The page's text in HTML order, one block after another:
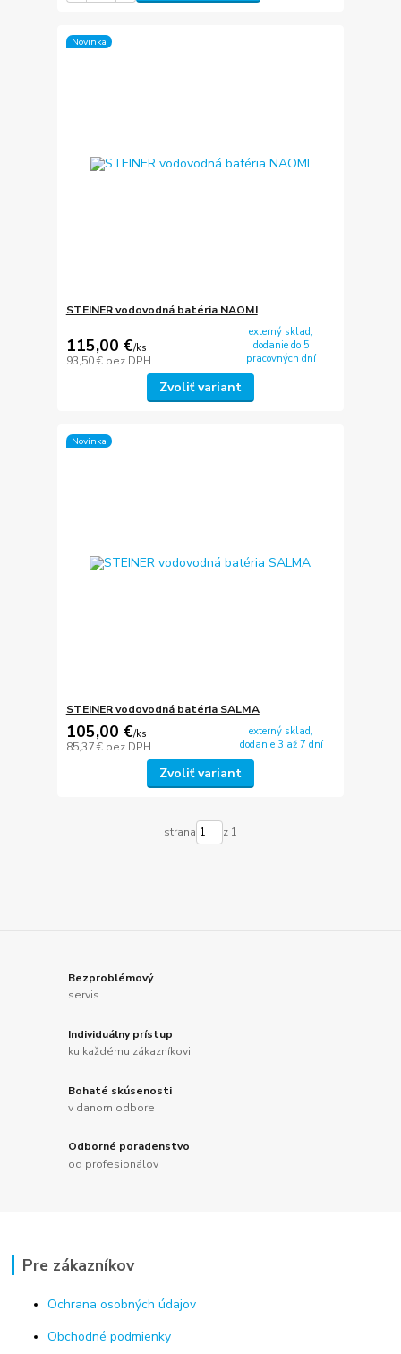
Novinka
STEINER vodovodná batéria NAOMI
115,00 €/ks
93,50 € bez DPH
externý sklad,
dodanie do 5
pracovných dní
Zvoliť variant
Novinka
STEINER vodovodná batéria SALMA
105,00 €/ks
85,37 € bez DPH
externý sklad,
dodanie 3 až 7 dní
Zvoliť variant
strana z 1
Bezproblémový
servis
Individuálny prístup
ku každému zákazníkovi
Bohaté skúsenosti
v danom odbore
Odborné poradenstvo
od profesionálov
Pre zákazníkov
Ochrana osobných údajov
Obchodné podmienky